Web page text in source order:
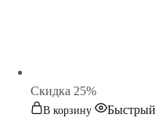
Cкидка 25%
В корзину